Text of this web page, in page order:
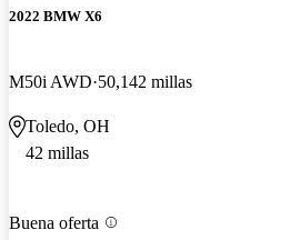
2022 BMW X6
M50i AWD 50,142 millas
Toledo, OH
42 millas
Buena oferta